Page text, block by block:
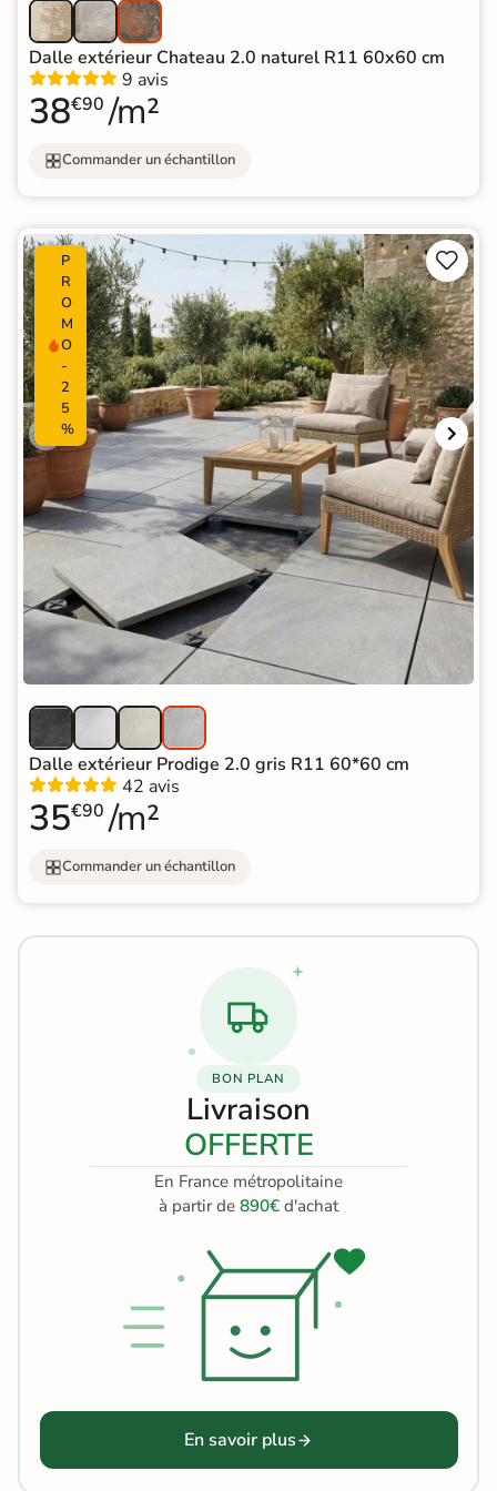
Dalle extérieur Chateau 2.0 naturel R11 60x60 cm
9 avis
38€90 /m²
Commander un échantillon
P
R
O
M
O
-
2
5
%


Dalle extérieur Prodige 2.0 gris R11 60*60 cm
42 avis
35€90 /m²
Commander un échantillon
BON PLAN
Livraison
OFFERTE
En France métropolitaine
à partir de 890€ d'achat
En savoir plus